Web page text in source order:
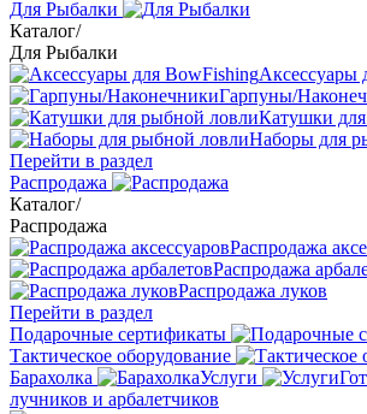
Для Рыбалки
Каталог/
Для Рыбалки
Аксессуары
Гарпуны/
Катушки
Наборы для
Перейти в раздел
Распродажа
Каталог/
Распродажа
Распродажа
Распродажа
Распродажа луков
Перейти в раздел
Подарочные сертификаты
Тактическое оборудование
Барахолка
Услуги
лучников и арбалетчиков